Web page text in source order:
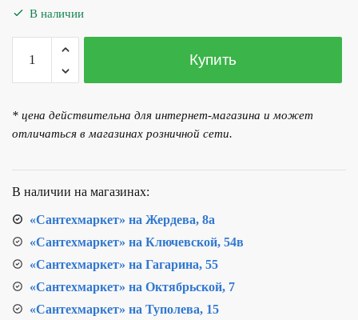
В наличии
Количество
товара
Манометр вертикальный d50x1/4" (6 бар)
Купить
* цена действительна для интернет-магазина и может
отличаться в магазинах розничной сети.
В наличии на магазинах:
«Сантехмаркет» на Жердева, 8а
«Сантехмаркет» на Ключевской, 54в
«Сантехмаркет» на Гагарина, 55
«Сантехмаркет» на Октябрьской, 7
«Сантехмаркет» на Туполева, 15